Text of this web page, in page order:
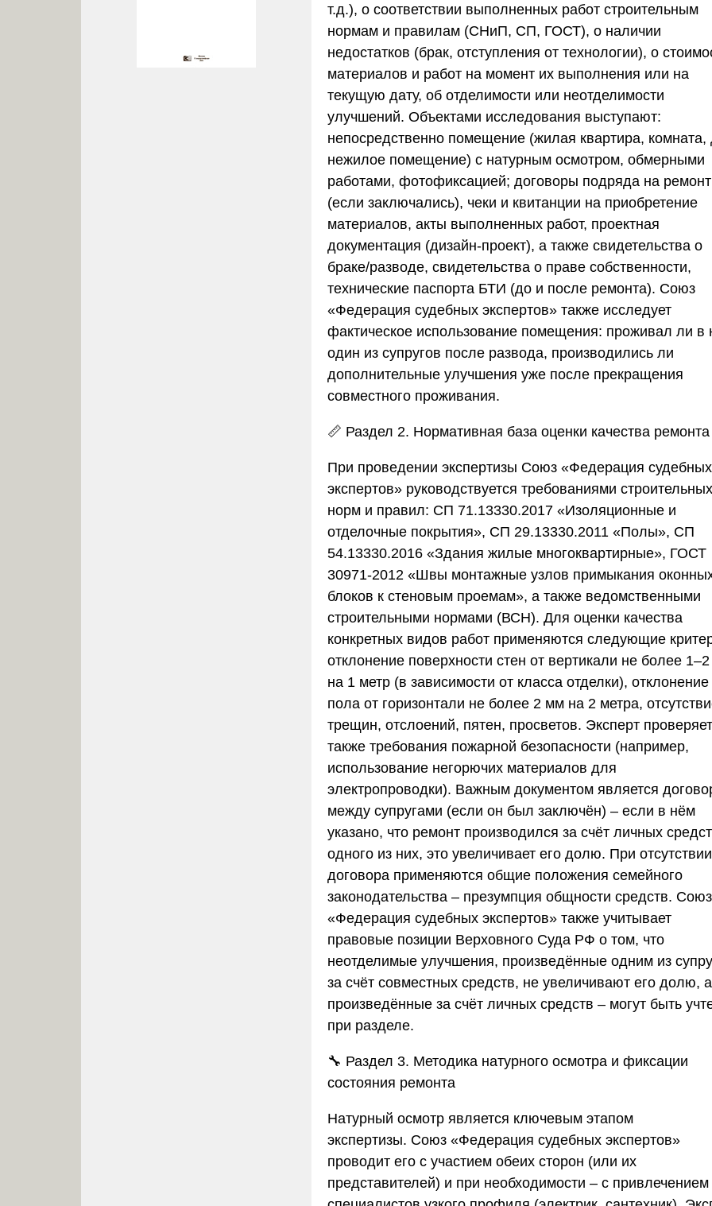
т.д.), о соответствии выполненных работ строительным
нормам и правилам (СНиП, СП, ГОСТ), о наличии
недостатков (брак, отступления от технологии), о
материалов и работ на момент их выполнения или на
текущую дату, об отделимости или неотделимости
улучшений. Объектами исследования выступают:
непосредственно помещение (жилая квартира, комната,
нежилое помещение) с натурным осмотром, обмерными
работами, фотофиксацией; договоры подряда на ремонт
(если заключались), чеки и квитанции на приобретение
материалов, акты выполненных работ, проектная
документация (дизайн-проект), а также свидетельства о
браке/разводе, свидетельства о праве собственности,
технические паспорта БТИ (до и после ремонта). Союз
«Федерация судебных экспертов» также исследует
фактическое использование помещения: проживал ли в
один из супругов после развода, производились ли
дополнительные улучшения уже после прекращения
совместного проживания.
📏 Раздел 2. Нормативная база оценки качества ремонта
При проведении экспертизы Союз «Федерация судебных
экспертов» руководствуется требованиями строительных
норм и правил: СП 71.13330.2017 «Изоляционные и
отделочные покрытия», СП 29.13330.2011 «Полы», СП
54.13330.2016 «Здания жилые многоквартирные», ГОСТ
30971-2012 «Швы монтажные узлов примыкания
блоков к стеновым проемам», а также ведомственными
строительными нормами (ВСН). Для оценки качества
конкретных видов работ применяются следующие
отклонение поверхности стен от вертикали не более
на 1 метр (в зависимости от класса отделки), отклонение
пола от горизонтали не более 2 мм на 2 метра,
трещин, отслоений, пятен, просветов. Эксперт проверяет
также требования пожарной безопасности (например,
использование негорючих материалов для
электропроводки). Важным документом является
между супругами (если он был заключён) – если в нём
указано, что ремонт производился за счёт личных
одного из них, это увеличивает его долю. При отсутствии
договора применяются общие положения семейного
законодательства – презумпция общности средств. Союз
«Федерация судебных экспертов» также учитывает
правовые позиции Верховного Суда РФ о том, что
неотделимые улучшения, произведённые одним из
за счёт совместных средств, не увеличивают его долю, а
произведённые за счёт личных средств – могут быть
при разделе.
🔧 Раздел 3. Методика натурного осмотра и фиксации
состояния ремонта
Натурный осмотр является ключевым этапом
экспертизы. Союз «Федерация судебных экспертов»
проводит его с участием обеих сторон (или их
представителей) и при необходимости – с привлечением